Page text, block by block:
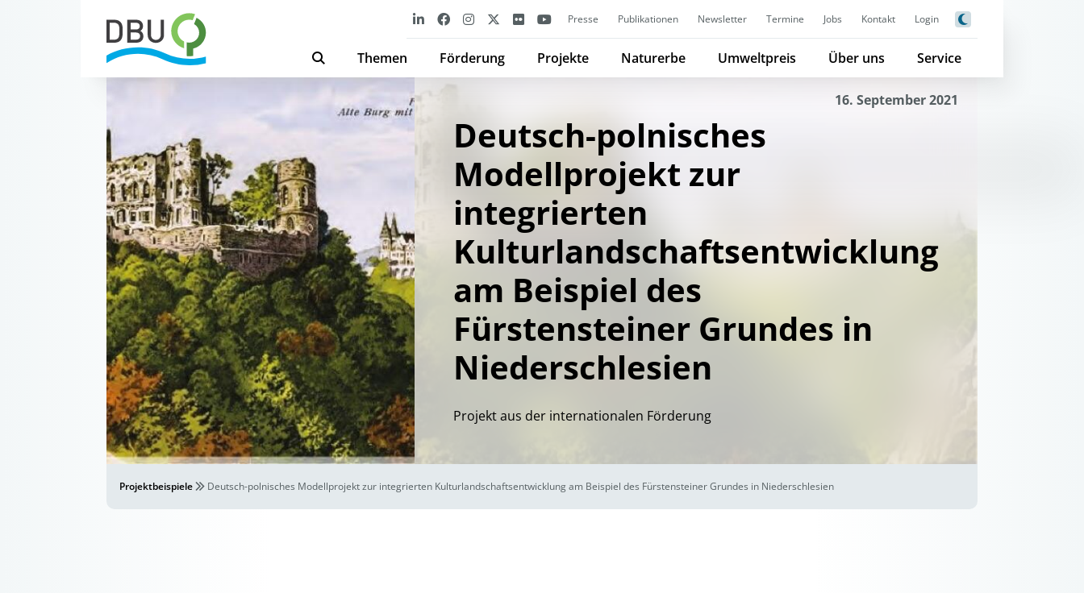
Presse Publikationen Newsletter Termine Jobs Kontakt Login
Themen Förderung Projekte Naturerbe Umweltpreis Über uns Service
16. September 2021
Deutsch-polnisches
Modellprojekt zur
integrierten
Kulturlandschaftsentwicklung
am Beispiel des
Fürstensteiner Grundes in
Niederschlesien
Projekt aus der internationalen Förderung
Projektbeispiele Deutsch-polnisches Modellprojekt zur integrierten Kulturlandschaftsentwicklung am Beispiel des Fürstensteiner Grundes in Niederschlesien